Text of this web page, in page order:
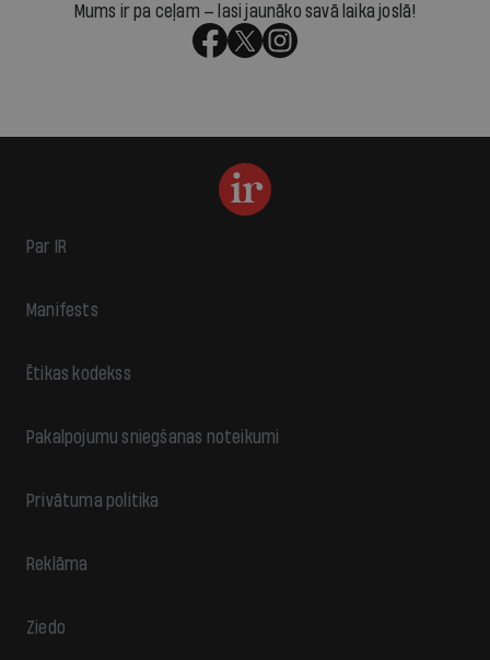
Mums ir pa ceļam — lasi jaunāko savā laika joslā!
Par IR
Manifests
Ētikas kodekss
Pakalpojumu sniegšanas noteikumi
Privātuma politika
Reklāma
Ziedo